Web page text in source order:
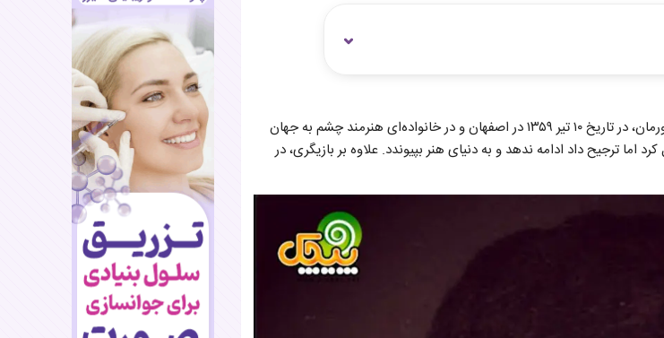
مهدی پاکدل، بازیگر مشهور سینما، تلویزیون و تئاتر کشورمان، در تاریخ ۱۰ تیر ۱۳۵۹ در اصفهان و در خانواده‌ای هنرمند چشم به جهان
اما ترجیح داد ادامه ندهد و به دنیای هنر بپیوندد. علاوه بر بازیگری، در